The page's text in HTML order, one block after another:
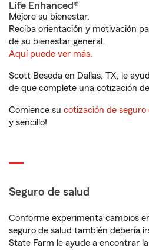
Life Enhanced®
Mejore su bienestar.
Reciba orientación y motivación
de su bienestar general.
Aquí puede ver más.
Scott Beseda en Dallas, TX, le
de que complete una cotización
Comience su cotización de seguro
y sencillo!
Seguro de salud
Conforme experimenta cambios
seguro de salud también debería
State Farm le ayude a encontrar